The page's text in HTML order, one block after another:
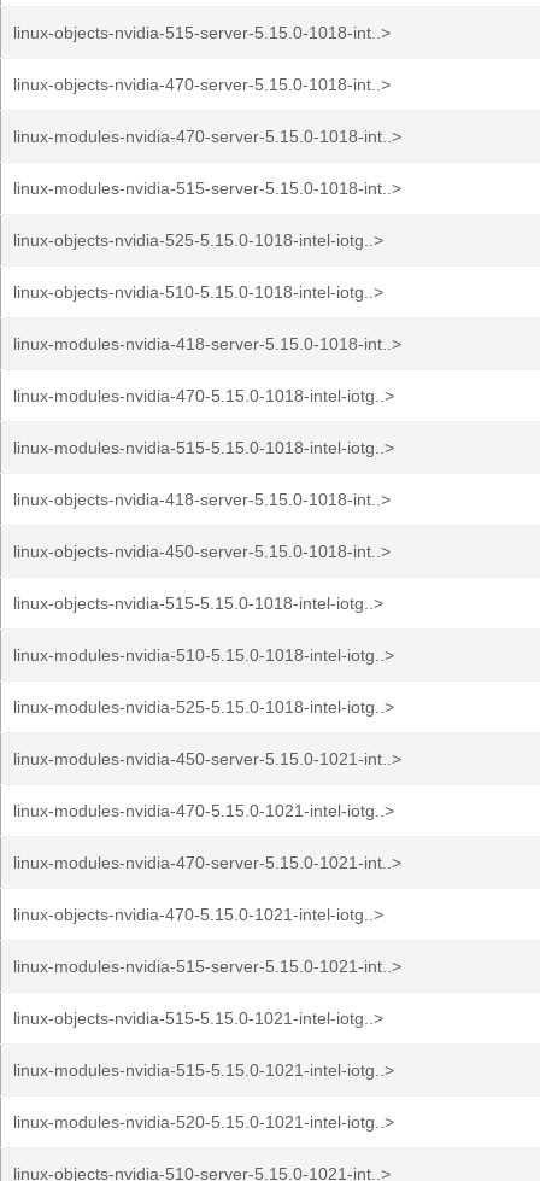
linux-objects-nvidia-515-server-5.15.0-1018-int..>
linux-objects-nvidia-470-server-5.15.0-1018-int..>
linux-modules-nvidia-470-server-5.15.0-1018-int..>
linux-modules-nvidia-515-server-5.15.0-1018-int..>
linux-objects-nvidia-525-5.15.0-1018-intel-iotg..>
linux-objects-nvidia-510-5.15.0-1018-intel-iotg..>
linux-modules-nvidia-418-server-5.15.0-1018-int..>
linux-modules-nvidia-470-5.15.0-1018-intel-iotg..>
linux-modules-nvidia-515-5.15.0-1018-intel-iotg..>
linux-objects-nvidia-418-server-5.15.0-1018-int..>
linux-objects-nvidia-450-server-5.15.0-1018-int..>
linux-objects-nvidia-515-5.15.0-1018-intel-iotg..>
linux-modules-nvidia-510-5.15.0-1018-intel-iotg..>
linux-modules-nvidia-525-5.15.0-1018-intel-iotg..>
linux-modules-nvidia-450-server-5.15.0-1021-int..>
linux-modules-nvidia-470-5.15.0-1021-intel-iotg..>
linux-modules-nvidia-470-server-5.15.0-1021-int..>
linux-objects-nvidia-470-5.15.0-1021-intel-iotg..>
linux-modules-nvidia-515-server-5.15.0-1021-int..>
linux-objects-nvidia-515-5.15.0-1021-intel-iotg..>
linux-modules-nvidia-515-5.15.0-1021-intel-iotg..>
linux-modules-nvidia-520-5.15.0-1021-intel-iotg..>
linux-objects-nvidia-510-server-5.15.0-1021-int..>